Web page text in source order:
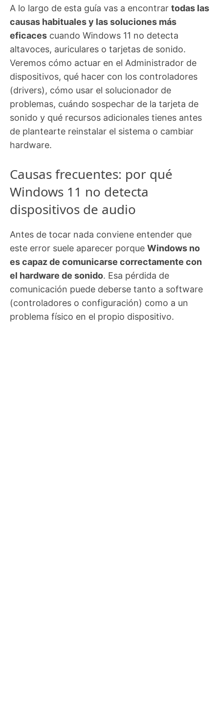
A lo largo de esta guía vas a encontrar todas las
causas habituales y las soluciones más
eficaces cuando Windows 11 no detecta
altavoces, auriculares o tarjetas de sonido.
Veremos cómo actuar en el Administrador de
dispositivos, qué hacer con los controladores
(drivers), cómo usar el solucionador de
problemas, cuándo sospechar de la tarjeta de
sonido y qué recursos adicionales tienes antes
de plantearte reinstalar el sistema o cambiar
hardware.
Causas frecuentes: por qué
Windows 11 no detecta
dispositivos de audio
Antes de tocar nada conviene entender que
este error suele aparecer porque Windows no
es capaz de comunicarse correctamente con
el hardware de sonido. Esa pérdida de
comunicación puede deberse tanto a software
(controladores o configuración) como a un
problema físico en el propio dispositivo.